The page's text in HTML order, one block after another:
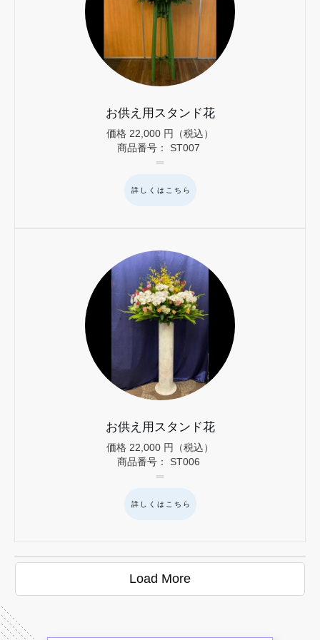
お供え用スタンド花
価格 22,000 円（税込）
商品番号： ST007
詳しくはこちら
お供え用スタンド花
価格 22,000 円（税込）
商品番号： ST006
詳しくはこちら
Load More